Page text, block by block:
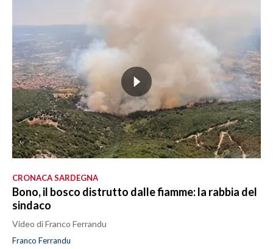
CRONACA SARDEGNA
Bono, il bosco distrutto dalle fiamme: la rabbia del
sindaco
Video di Franco Ferrandu
Franco Ferrandu